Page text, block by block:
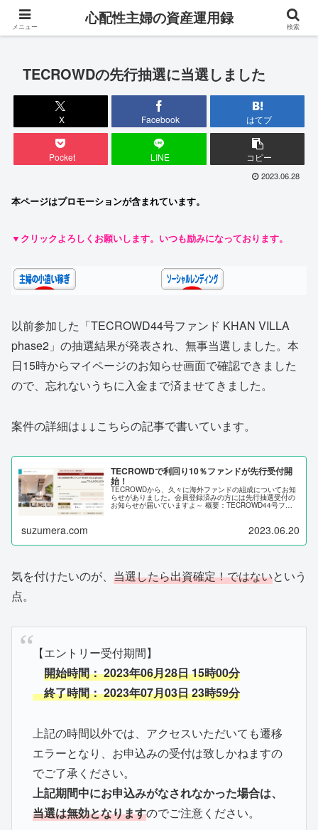
専業主婦が対人ストレス0・完全在宅でお金を稼ぐ成長ブログ
TECROWDの先行抽選に当選しました
X Facebook はてブ
Pocket LINE コピー
2023.06.28
本ページはプロモーションが含まれています。
▼クリックよろしくお願いします。いつも励みになっております。
以前参加した「TECROWD44号ファンド KHAN VILLA
phase2」の抽選結果が発表され、無事当選しました。本
日15時からマイページのお知らせ画面で確認できました
ので、忘れないうちに入金まで済ませてきました。
案件の詳細は↓↓こちらの記事で書いています。
TECROWDで利回り10％ファンドが先行受付開
始！
TECROWDから、久々に海外ファンドの組成についてお知
らせがありました。会員登録済みの方には先行抽選受付の
お知らせが届いていますよ～ 概要：TECROWD44号ファ
ンド KHAN VILLA phase2 先行抽選受付期間：6月19日
suzumera.com 2023.06.20
気を付けたいのが、 当選したら出資確定！ではないという
点。
【エントリー受付期間】
開始時間： 2023年06月28日 15時00分
終了時間： 2023年07月03日 23時59分
上記の時間以外では、アクセスいただいても遷移
エラーとなり、お申込みの受付は致しかねますの
でご了承ください。
上記期間中にお申込みがなされなかった場合は、
当選は無効となりますのでご注意ください。
メニュー 心配性主婦の資産運用録 検索